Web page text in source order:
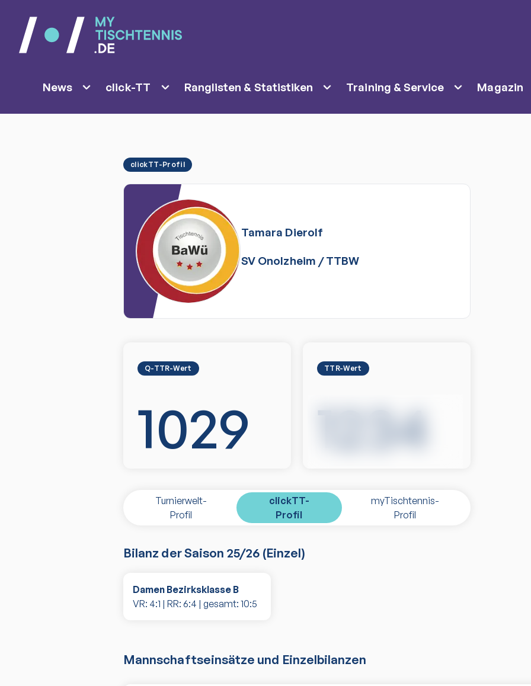
News click-TT Ranglisten & Statistiken Training & Service Magazin
clickTT-Profil
Tamara Dierolf
SV Onolzheim /TTBW
Q-TTR-Wert
1029
TTR-Wert
1234
Turnierwelt-
Profil
clickTT-
Profil
myTischtennis-
Profil
Bilanz der Saison 25/26 (Einzel)
Damen Bezirksklasse B
VR: 4:1 | RR: 6:4 | gesamt: 10:5
Mannschaftseinsätze und Einzelbilanzen